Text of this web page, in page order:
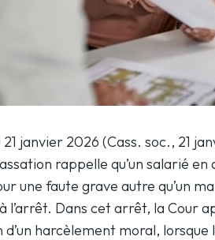
janvier 2026 (Cass. soc., 21
rappelle qu’un salarié
une faute grave autre qu’un
l’arrêt. Dans cet arrêt, la Cour
harcèlement moral, lorsque